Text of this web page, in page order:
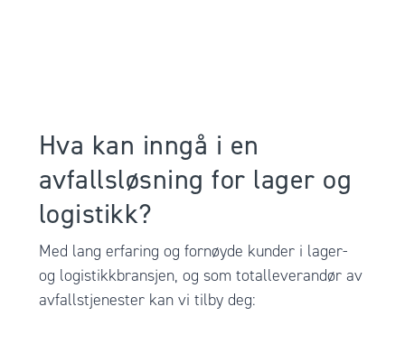
Hva kan inngå i en
avfallsløsning for lager og
logistikk?
Med lang erfaring og fornøyde kunder i lager-
og logistikkbransjen, og som totalleverandør av
avfallstjenester kan vi tilby deg: